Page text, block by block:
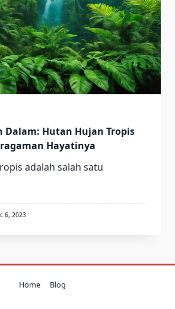
Dalam: Hutan Hujan Tropis
Hayatinya
adalah salah satu
6, 2023
Home Blog